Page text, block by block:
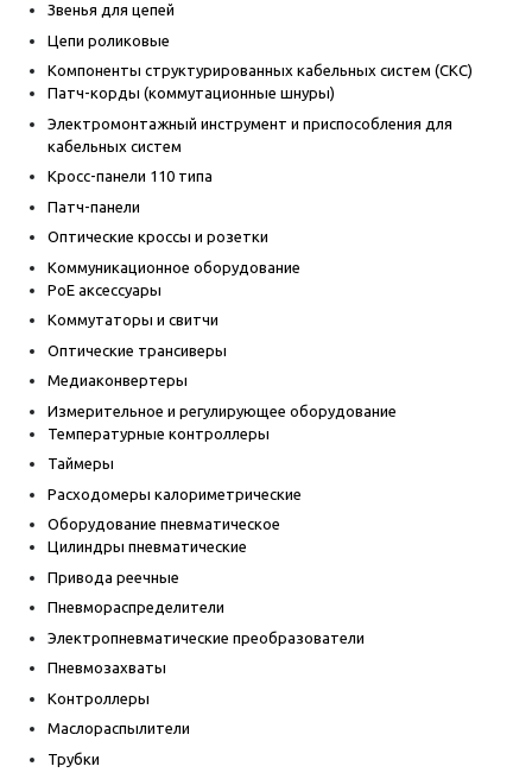
Звенья для цепей
Цепи роликовые
Компоненты структурированных кабельных систем (СКС)
Патч-корды (коммутационные шнуры)
Электромонтажный инструмент и приспособления для
кабельных систем
Кросс-панели 110 типа
Патч-панели
Оптические кроссы и розетки
Коммуникационное оборудование
PoE аксессуары
Коммутаторы и свитчи
Оптические трансиверы
Медиаконвертеры
Измерительное и регулирующее оборудование
Температурные контроллеры
Таймеры
Расходомеры калориметрические
Оборудование пневматическое
Цилиндры пневматические
Привода реечные
Пневмораспределители
Электропневматические преобразователи
Пневмозахваты
Контроллеры
Маслораспылители
Трубки